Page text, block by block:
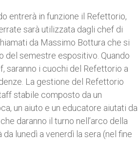
entrerà in funzione il Refettorio,
sarà utilizzata dagli chef di
da Massimo Bottura che si
del semestre espositivo. Quando
saranno i cuochi del Refettorio a
La gestione del Refettorio
stabile composto da un
un aiuto e un educatore aiutati da
daranno il turno nell’arco della
lunedì a venerdì la sera (nel fine